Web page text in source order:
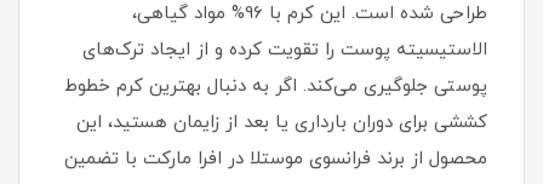
طراحی شده است. این کرم با 96% مواد گیاهی،
الاستیسیته پوست را تقویت کرده و از ایجاد ترک‌های
پوستی جلوگیری می‌کند. اگر به دنبال بهترین کرم خطوط
کششی برای دوران بارداری یا بعد از زایمان هستید، این
محصول از برند فرانسوی موستلا در افرا مارکت با تضمین